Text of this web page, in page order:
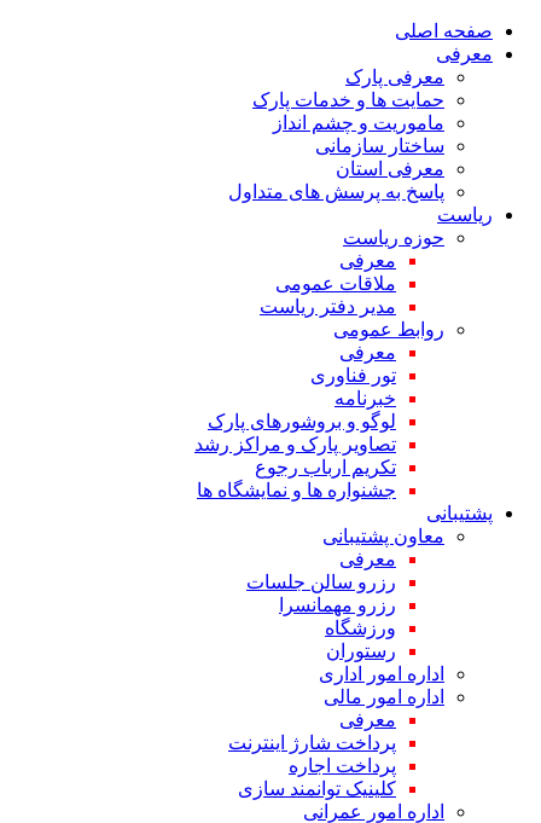
صفحه اصلی
معرفی
معرفی پارک
حمایت ها و خدمات پارک
ماموریت و چشم انداز
ساختار سازمانی
معرفی استان
پاسخ به پرسش های متداول
ریاست
حوزه ریاست
معرفی
ملاقات عمومی
مدیر دفتر ریاست
روابط عمومی
معرفی
تور فناوری
خبرنامه
لوگو و بروشورهای پارک
تصاویر پارک و مراکز رشد
تکریم ارباب رجوع
جشنواره ها و نمایشگاه ها
پشتیبانی
معاون پشتیبانی
معرفی
رزرو سالن جلسات
رزرو مهمانسرا
ورزشگاه
رستوران
اداره امور اداری
اداره امور مالی
معرفی
پرداخت شارژ اینترنت
پرداخت اجاره
کلینیک توانمند سازی
اداره امور عمرانی